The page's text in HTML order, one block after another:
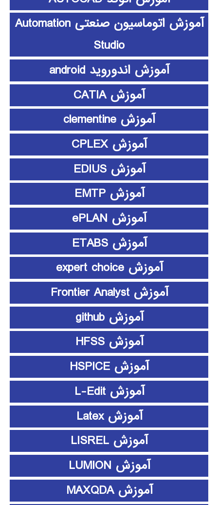
آموزش اتوماسیون صنعتی Automation
Studio
آموزش اندوروید android
آموزش CATIA
آموزش clementine
آموزش CPLEX
آموزش EDIUS
آموزش EMTP
آموزش ePLAN
آموزش ETABS
آموزش expert choice
آموزش Frontier Analyst
آموزش github
آموزش HFSS
آموزش HSPICE
آموزش L-Edit
آموزش Latex
آموزش LISREL
آموزش LUMION
آموزش MAXQDA